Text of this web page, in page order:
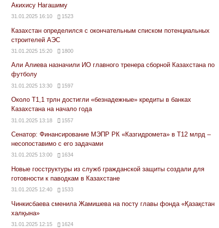
Акихису Нагашиму
31.01.2025 16:10 1523
Казахстан определился с окончательным списком потенциальных
строителей АЭС
31.01.2025 15:20 1800
Али Алиева назначили ИО главного тренера сборной Казахстана по
футболу
31.01.2025 13:30 1597
Около Т1,1 трлн достигли «безнадежные» кредиты в банках
Казахстана на начало года
31.01.2025 13:18 1557
Сенатор: Финансирование МЭПР РК «Казгидромета» в Т12 млрд –
несопоставимо с его задачами
31.01.2025 13:00 1634
Новые госструктуры из служб гражданской защиты создали для
готовности к паводкам в Казахстане
31.01.2025 12:40 1533
Чинкисбаева сменила Жамишева на посту главы фонда «Қазақстан
халқына»
31.01.2025 12:15 1624